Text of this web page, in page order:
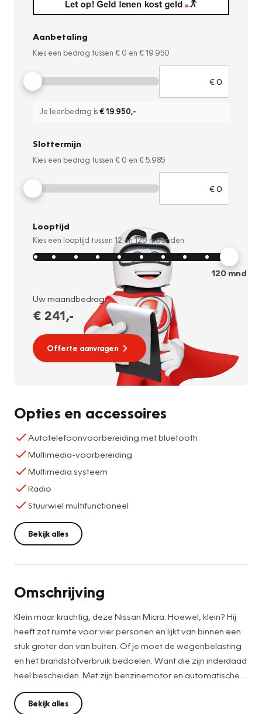
Aanbetaling
Kies een bedrag tussen € 0 en € 19.950
Je leenbedrag is€ 19.950,-
Slottermijn
Kies een bedrag tussen € 0 en € 5.985
Looptijd
Kies een looptijd tussen 12 en120 maanden
120mnd
Uw maandbedrag:
€ 241,-
Offerte aanvragen
Opties en accessoires
Autotelefoonvoorbereiding met bluetooth
Multimedia-voorbereiding
Multimedia systeem
Radio
Stuurwiel multifunctioneel
Bekijk alles
Omschrijving
Klein maar krachtig, deze Nissan Micra. Hoewel, klein? Hij
heeft zat ruimte voor vier personen en lijkt van binnen een
stuk groter dan van buiten. Of je moet de wegenbelasting
en het brandstofverbruik bedoelen. Want die zijn inderdaad
heel bescheiden. Met zijn benzinemotor en automatische
transmissie is dit een prima auto voor nog vele kilometers.
Lekker hoor, die verwarmbare voorstoelen. Helemaal op
Bekijk alles